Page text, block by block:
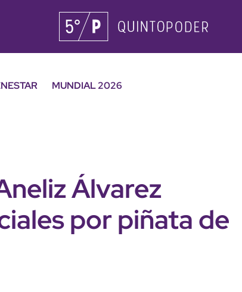
MUNDIAL 2026
Álvarez
por piñata de